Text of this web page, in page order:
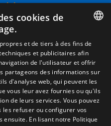
Légales
Cookies
de vente
cookies
S/N. Apdo 100
SPAIN
SPANISH
ENGLISH
FRENCH
ITALIAN
PORTUGUESE
cookies de
et de tiers à des fins de
et publicitaires afin
de l'utilisateur et offrir
partageons des informations sur
d'analyse web, qui peuvent les
vous leur avez fournies ou qu'ils
de leurs services. Vous pouvez
les refuser ou configurer vos
ensuite. En lisant notre Politique